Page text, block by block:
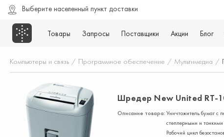
Выберите населенный пункт доставки
Товары Запросы Поставщики Акции Блог
Компьютеры и связь / Программное обеспечение / Мультимедиа /
Шредер New United RT-
Описание товара:Уничтожитель бумаг с
степлерными и
Рабочий цикл